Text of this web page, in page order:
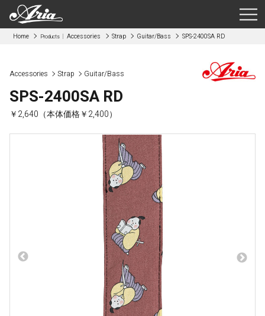
Home Products Accessories Strap Guitar/Bass SPS-2400SA RD
Accessories Strap Guitar/Bass
SPS-2400SA RD
￥2,640（本体価格￥2,400）